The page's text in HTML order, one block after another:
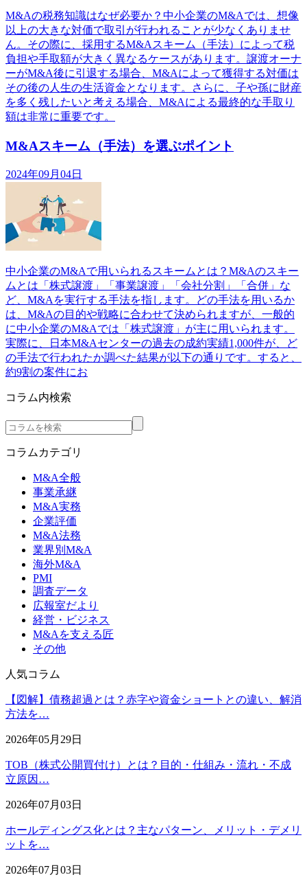
M&Aの税務知識はなぜ必要か？中小企業のM&Aでは、想像
以上の大きな対価で取引が行われることが少なくありませ
ん。その際に、採用するM&Aスキーム（手法）によって税
負担や手取額が大きく異なるケースがあります。譲渡オーナ
ーがM&A後に引退する場合、M&Aによって獲得する対価は
その後の人生の生活資金となります。さらに、子や孫に財産
を多く残したいと考える場合、M&Aによる最終的な手取り
額は非常に重要です。
M&Aスキーム（手法）を選ぶポイント
2024年09月04日
中小企業のM&Aで用いられるスキームとは？M&Aのスキー
ムとは「株式譲渡」「事業譲渡」「会社分割」「合併」な
ど、M&Aを実行する手法を指します。どの手法を用いるか
は、M&Aの目的や戦略に合わせて決められますが、一般的
に中小企業のM&Aでは「株式譲渡」が主に用いられます。
実際に、日本M&Aセンターの過去の成約実績1,000件が、ど
の手法で行われたか調べた結果が以下の通りです。すると、
約9割の案件にお
コラム内検索
コラムカテゴリ
M&A全般
事業承継
M&A実務
企業評価
M&A法務
業界別M&A
海外M&A
PMI
調査データ
広報室だより
経営・ビジネス
M&Aを支える匠
その他
人気コラム
【図解】債務超過とは？赤字や資金ショートとの違い、解消
方法を…
2026年05月29日
TOB（株式公開買付け）とは？目的・仕組み・流れ・不成
立原因…
2026年07月03日
ホールディングス化とは？主なパターン、メリット・デメリ
ットを…
2026年07月03日